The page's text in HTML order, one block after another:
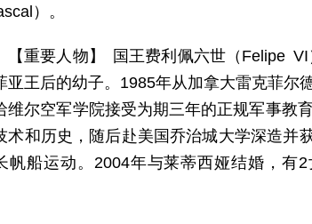
）。
【重要人物】 国王费利佩六世（Felipe
亚王后的幼子。1985年从加拿大雷克菲尔
维尔空军学院接受为期三年的正规军事教
术和历史，随后赴美国乔治城大学深造并
帆船运动。2004年与莱蒂西娅结婚，有